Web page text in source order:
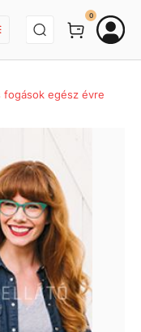
BEJELENTKEZÉS
0
fogások egész évre